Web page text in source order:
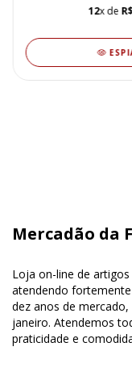
12x de
Mercadão da
Loja on-line de
atendendo
dez anos de
janeiro. Atendemos
praticidade e